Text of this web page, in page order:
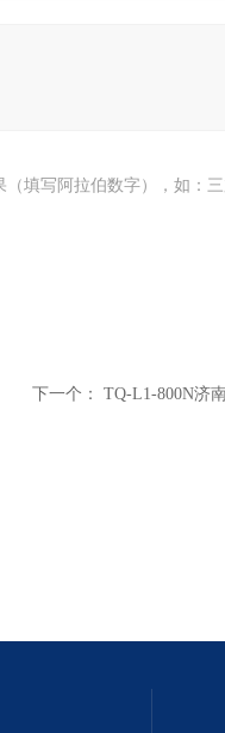
（填写阿拉伯数字），如：
下一个： TQ-L1-800N济